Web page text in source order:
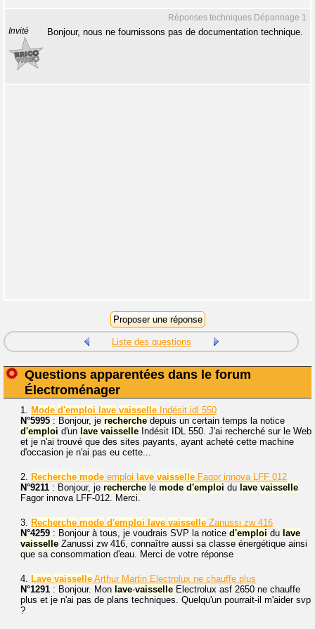
Réponses techniques Dépannage 1
Invité Bonjour, nous ne fournissons pas de documentation technique.
Liste des questions
Questions apparentées dans le forum
Électroménager
1. Mode d'emploi lave vaisselle Indésit idl 550
N°5995 : Bonjour, je recherche depuis un certain temps la notice
d'emploi d'un lave vaisselle Indésit IDL 550. J'ai recherché sur le Web
et je n'ai trouvé que des sites payants, ayant acheté cette machine
d'occasion je n'ai pas eu cette...
2. Recherche mode emploi lave vaisselle Fagor innova LFF 012
N°9211 : Bonjour, je recherche le mode d'emploi du lave vaisselle
Fagor innova LFF-012. Merci.
3. Recherche mode d'emploi lave vaisselle Zanussi zw 416
N°4259 : Bonjour à tous, je voudrais SVP la notice d'emploi du lave
vaisselle Zanussi zw 416, connaître aussi sa classe énergétique ainsi
que sa consommation d'eau. Merci de votre réponse
4. Lave vaisselle Arthur Martin Electrolux ne chauffe plus
N°1291 : Bonjour. Mon lave-vaisselle Electrolux asf 2650 ne chauffe
plus et je n'ai pas de plans techniques. Quelqu'un pourrait-il m'aider svp
?